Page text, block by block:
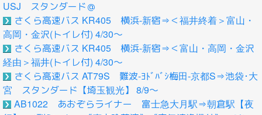
USJ スタンダード＠
さくら高速バス KR405 横浜-新宿⇒＜福井終着＞富山・
高岡・金沢(トイレ付) 4/30～
さくら高速バス KR405 横浜-新宿⇒＜富山・高岡・金沢
経由＞福井(トイレ付) 4/30～
さくら高速バス AT79S 難波-ﾖﾄﾞﾊﾞｼ梅田-京都S⇒池袋･大
宮 スタンダード【埼玉観光】 8/9～
AB1022 あおぞらライナー 富士急大月駅⇒朝倉駅【夜